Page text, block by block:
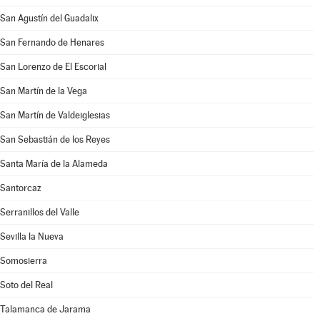
San Agustín del Guadalix
San Fernando de Henares
San Lorenzo de El Escorial
San Martín de la Vega
San Martín de Valdeiglesias
San Sebastián de los Reyes
Santa María de la Alameda
Santorcaz
Serranillos del Valle
Sevilla la Nueva
Somosierra
Soto del Real
Talamanca de Jarama